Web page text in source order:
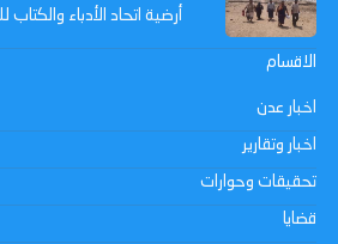
أرضية اتحاد الأدباء والكتاب
الاقسام
اخبار عدن
اخبار وتقارير
تحقيقات وحوارات
قضايا